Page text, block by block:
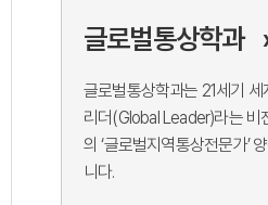
글로벌통상학과
글로벌통상학과는 21세기
리더(Global Leader)라는 비
의 ‘글로벌지역통상전문가’
니다.